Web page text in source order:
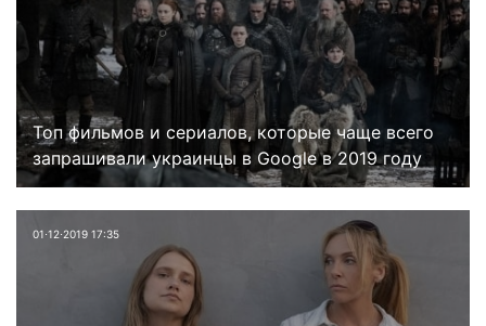
Топ фильмов и сериалов, которые чаще всего
запрашивали украинцы в Google в 2019 году
01⋅12⋅2019 17:35